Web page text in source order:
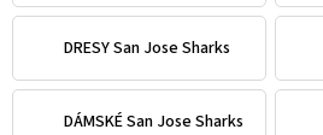
DRESY San Jose Sharks
DÁMSKÉ San Jose Sharks